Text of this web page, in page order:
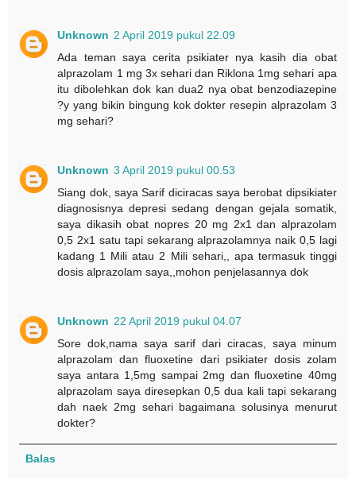
Unknown 2 April 2019 pukul 22.09
Ada teman saya cerita psikiater nya kasih dia obat
alprazolam 1 mg 3x sehari dan Riklona 1mg sehari apa
itu dibolehkan dok kan dua2 nya obat benzodiazepine
?y yang bikin bingung kok dokter resepin alprazolam 3
mg sehari?
Unknown 3 April 2019 pukul 00.53
Siang dok, saya Sarif diciracas saya berobat dipsikiater
diagnosisnya depresi sedang dengan gejala somatik,
saya dikasih obat nopres 20 mg 2x1 dan alprazolam
0,5 2x1 satu tapi sekarang alprazolamnya naik 0,5 lagi
kadang 1 Mili atau 2 Mili sehari,, apa termasuk tinggi
dosis alprazolam saya,,mohon penjelasannya dok
Unknown 22 April 2019 pukul 04.07
Sore dok,nama saya sarif dari ciracas, saya minum
alprazolam dan fluoxetine dari psikiater dosis zolam
saya antara 1,5mg sampai 2mg dan fluoxetine 40mg
alprazolam saya diresepkan 0,5 dua kali tapi sekarang
dah naek 2mg sehari bagaimana solusinya menurut
dokter?
Balas